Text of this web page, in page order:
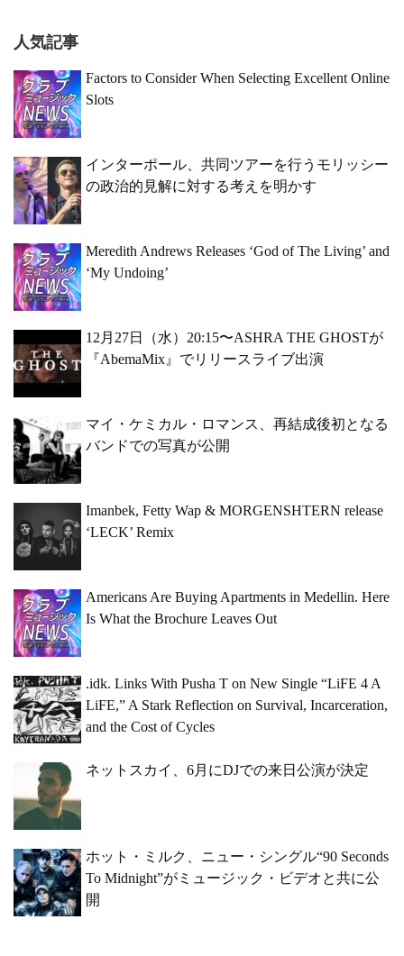
人気記事
Factors to Consider When Selecting Excellent Online
Slots
インターポール、共同ツアーを行うモリッシー
の政治的見解に対する考えを明かす
Meredith Andrews Releases ‘God of The Living’ and
‘My Undoing’
12月27日（水）20:15〜ASHRA THE GHOSTが
『AbemaMix』でリリースライブ出演
マイ・ケミカル・ロマンス、再結成後初となる
バンドでの写真が公開
Imanbek, Fetty Wap & MORGENSHTERN release
‘LECK’ Remix
Americans Are Buying Apartments in Medellin. Here
Is What the Brochure Leaves Out
.idk. Links With Pusha T on New Single “LiFE 4 A
LiFE,” A Stark Reflection on Survival, Incarceration,
and the Cost of Cycles
ネットスカイ、6月にDJでの来日公演が決定
ホット・ミルク、ニュー・シングル“90 Seconds
To Midnight”がミュージック・ビデオと共に公
開